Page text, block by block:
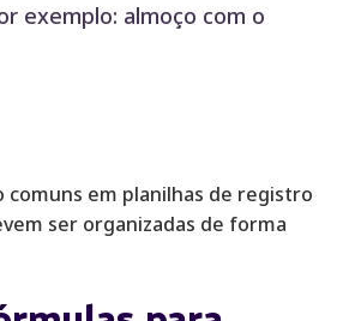
exemplo: almoço com o
comuns em planilhas de registro
ser organizadas de forma